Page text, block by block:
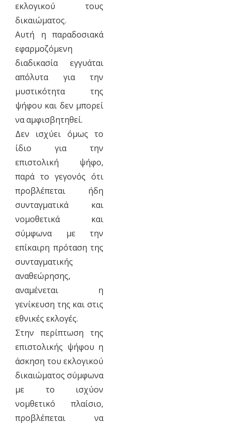
εκλογικού τους
δικαιώματος.
Αυτή η παραδοσιακά
εφαρμοζόμενη
διαδικασία εγγυάται
απόλυτα για την
μυστικότητα της
ψήφου και δεν μπορεί
να αμφισβητηθεί.
Δεν ισχύει όμως το
ίδιο για την
επιστολική ψήφο,
παρά το γεγονός ότι
προβλέπεται ήδη
συνταγματικά και
νομοθετικά και
σύμφωνα με την
επίκαιρη πρόταση της
συνταγματικής
αναθεώρησης,
αναμένεται η
γενίκευση της και στις
εθνικές εκλογές.
Στην περίπτωση της
επιστολικής ψήφου η
άσκηση του εκλογικού
δικαιώματος σύμφωνα
με το ισχύον
νομθετικό πλαίσιο,
προβλέπεται να